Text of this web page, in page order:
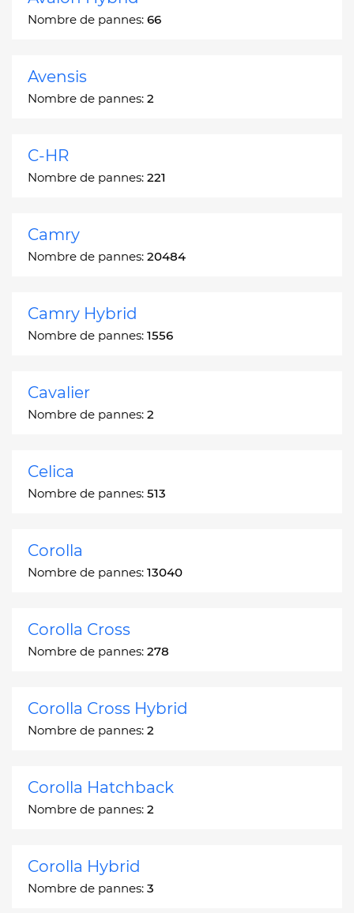
Nombre de pannes: 66
Avensis
Nombre de pannes: 2
C-HR
Nombre de pannes: 221
Camry
Nombre de pannes: 20484
Camry Hybrid
Nombre de pannes: 1556
Cavalier
Nombre de pannes: 2
Celica
Nombre de pannes: 513
Corolla
Nombre de pannes: 13040
Corolla Cross
Nombre de pannes: 278
Corolla Cross Hybrid
Nombre de pannes: 2
Corolla Hatchback
Nombre de pannes: 2
Corolla Hybrid
Nombre de pannes: 3